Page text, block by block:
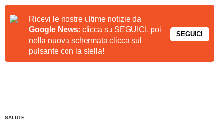
Ricevi le nostre ultime notizie da
Google News: clicca su SEGUICI, poi
nella nuova schermata clicca sul
pulsante con la stella!
SEGUICI
SALUTE